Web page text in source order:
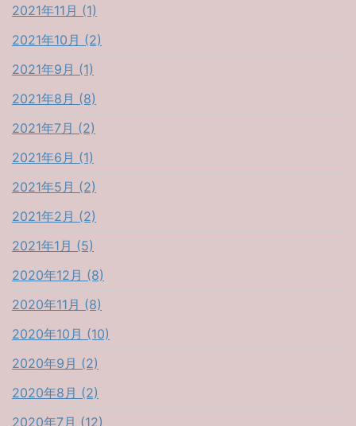
2021年11月 (1)
2021年10月 (2)
2021年9月 (1)
2021年8月 (8)
2021年7月 (2)
2021年6月 (1)
2021年5月 (2)
2021年2月 (2)
2021年1月 (5)
2020年12月 (8)
2020年11月 (8)
2020年10月 (10)
2020年9月 (2)
2020年8月 (2)
2020年7月 (12)